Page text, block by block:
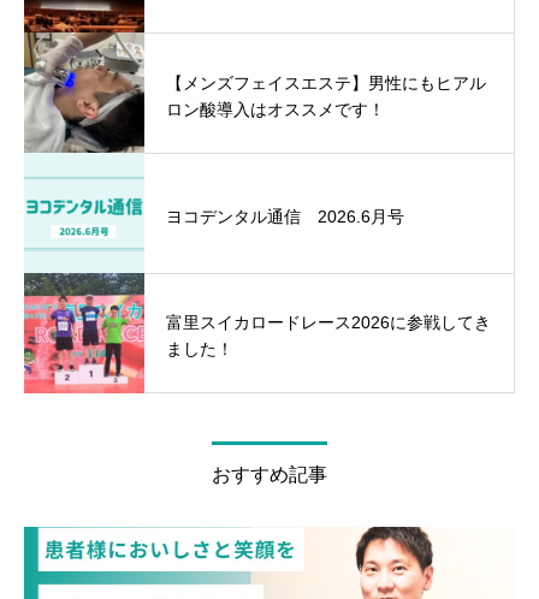
【メンズフェイスエステ】男性にもヒアル
ロン酸導入はオススメです！
ヨコデンタル通信 2026.6月号
富里スイカロードレース2026に参戦してき
ました！
おすすめ記事